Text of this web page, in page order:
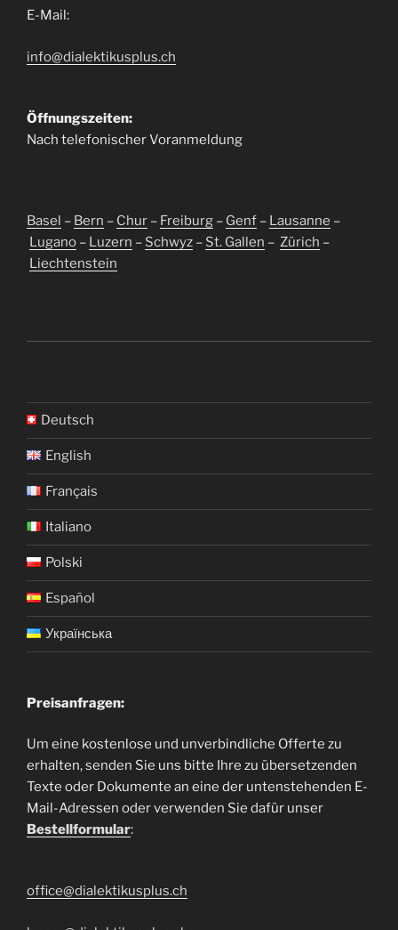
E-Mail:
info@dialektikusplus.ch
Öffnungszeiten:
Nach telefonischer Voranmeldung
Basel – Bern – Chur – Freiburg – Genf – Lausanne –
Lugano – Luzern – Schwyz – St. Gallen – Zürich –
Liechtenstein
Deutsch
English
Français
Italiano
Polski
Español
Українська
Preisanfragen:
Um eine kostenlose und unverbindliche Offerte zu
erhalten, senden Sie uns bitte Ihre zu übersetzenden
Texte oder Dokumente an eine der untenstehenden E-
Mail-Adressen oder verwenden Sie dafür unser
Bestellformular:
office@dialektikusplus.ch